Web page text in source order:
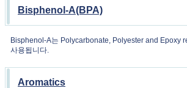
Bisphenol-A(BPA)
Bisphenol-A는 Polycarbonate, Polyester and Epoxy
사용됩니다.
Aromatics